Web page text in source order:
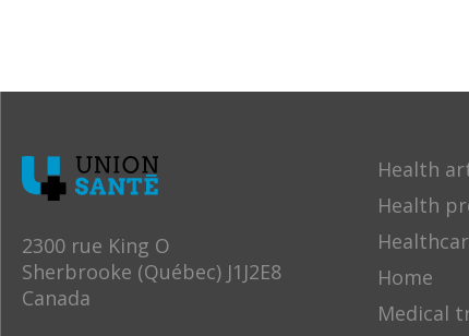
2300 rue King O
Sherbrooke (Québec) J1J2E8
Canada
Health
Health
Home
Medical